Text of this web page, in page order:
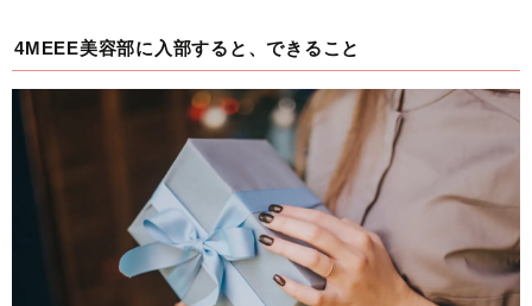
4MEEE美容部に入部すると、できること